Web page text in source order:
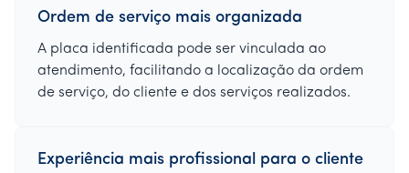
Ordem de serviço mais organizada
A placa identificada pode ser vinculada ao
atendimento, facilitando a localização da ordem
de serviço, do cliente e dos serviços realizados.
Experiência mais profissional para o cliente